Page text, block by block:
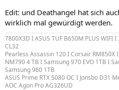
Edit: und Deathangel hat sich
wirklich mal gewürdigt werden.
7800X3D I ASUS TUF B650M PLUS WIFI
CL32
Pearless Assassin 120 I Corsair RM850X
NM790 4 TB I Samsung 970 EVO 1TB I
Samsung 960 1TB
ASUS Prime RTX 5080 OC I Jonsbo D31
AOC Agon Pro AG326UD